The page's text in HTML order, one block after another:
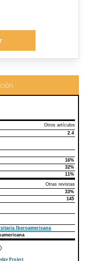
Otros artículos
2.4
16%
32%
11%
Otras revistas
33%
145
Iberoamericana
Project